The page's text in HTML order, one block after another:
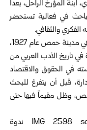
المؤرخ الراحل، بعداً
في فعالية تستحضر
الفكري والثقافي.
وُلد المؤرخ والباحث نعيم سليم الزهراوي في مدينة حمص عام 1927،
تاريخ الأدب العربي من
ثم تابع دراسته في الحقوق والاقتصاد
قبل أن يتفرغ للبحث
وظل مقيماً فيها حتى